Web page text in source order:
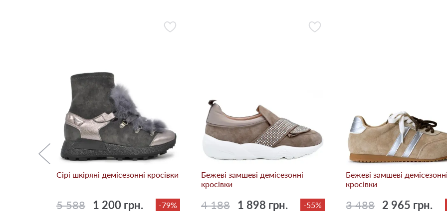
Сірі шкіряні демісезонні кросівки
5 588 1 200 грн. -79%
Бежевi замшеві демісезонні
кросівки
4 188 1 898 грн. -55%
Бежевi замшеві демісезонні
кросівки
3 488 2 965 грн.